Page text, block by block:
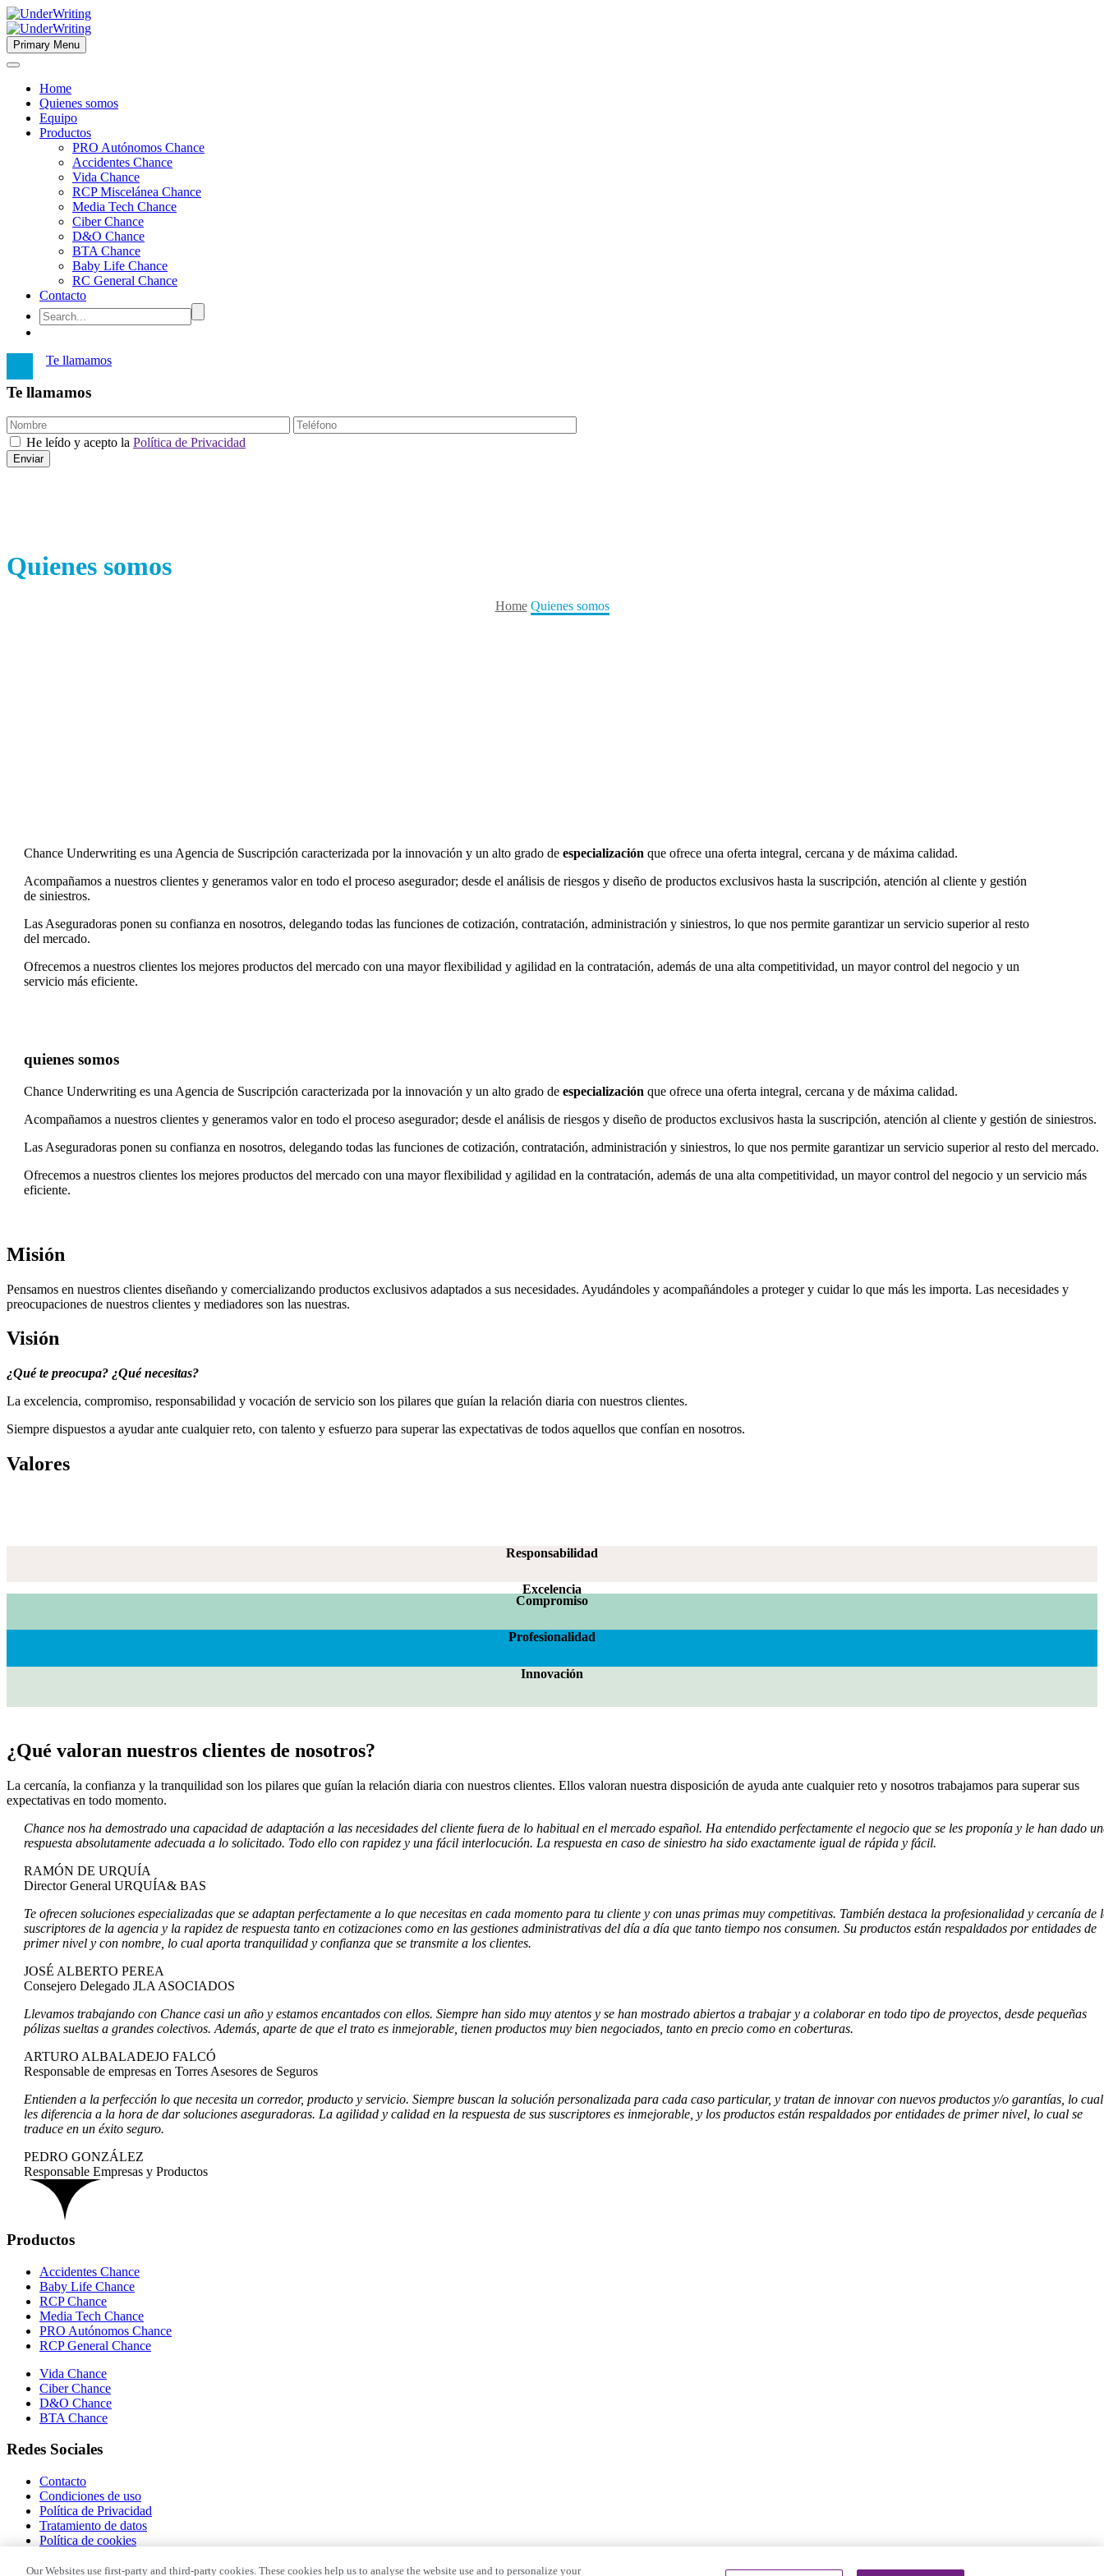
Primary Menu
Home
Quienes somos
Equipo
Productos
PRO Autónomos Chance
Accidentes Chance
Vida Chance
RCP Miscelánea Chance
Media Tech Chance
Ciber Chance
D&O Chance
BTA Chance
Baby Life Chance
RC General Chance
Contacto
Te llamamos
Te llamamos
He leído y acepto la Política de Privacidad
Quienes somos
Home Quienes somos
Chance Underwriting es una Agencia de Suscripción caracterizada por la innovación y un alto grado de especialización que ofrece una oferta integral, cercana y de máxima calidad.
Acompañamos a nuestros clientes y generamos valor en todo el proceso asegurador; desde el análisis de riesgos y diseño de productos exclusivos hasta la suscripción, atención al cliente y gestión
de siniestros.
Las Aseguradoras ponen su confianza en nosotros, delegando todas las funciones de cotización, contratación, administración y siniestros, lo que nos permite garantizar un servicio superior al resto
del mercado.
Ofrecemos a nuestros clientes los mejores productos del mercado con una mayor flexibilidad y agilidad en la contratación, además de una alta competitividad, un mayor control del negocio y un
servicio más eficiente.
quienes somos
Chance Underwriting es una Agencia de Suscripción caracterizada por la innovación y un alto grado de especialización que ofrece una oferta integral, cercana y de máxima calidad.
Acompañamos a nuestros clientes y generamos valor en todo el proceso asegurador; desde el análisis de riesgos y diseño de productos exclusivos hasta la suscripción, atención al cliente y gestión de siniestros.
Las Aseguradoras ponen su confianza en nosotros, delegando todas las funciones de cotización, contratación, administración y siniestros, lo que nos permite garantizar un servicio superior al resto del mercado.
Ofrecemos a nuestros clientes los mejores productos del mercado con una mayor flexibilidad y agilidad en la contratación, además de una alta competitividad, un mayor control del negocio y un servicio más
eficiente.
Misión
Pensamos en nuestros clientes diseñando y comercializando productos exclusivos adaptados a sus necesidades. Ayudándoles y acompañándoles a proteger y cuidar lo que más les importa. Las necesidades y
preocupaciones de nuestros clientes y mediadores son las nuestras.
Visión
¿Qué te preocupa? ¿Qué necesitas?
La excelencia, compromiso, responsabilidad y vocación de servicio son los pilares que guían la relación diaria con nuestros clientes.
Siempre dispuestos a ayudar ante cualquier reto, con talento y esfuerzo para superar las expectativas de todos aquellos que confían en nosotros.
Valores
Responsabilidad
Excelencia
Compromiso
Profesionalidad
Innovación
¿Qué valoran nuestros clientes de nosotros?
La cercanía, la confianza y la tranquilidad son los pilares que guían la relación diaria con nuestros clientes. Ellos valoran nuestra disposición de ayuda ante cualquier reto y nosotros trabajamos para superar sus
expectativas en todo momento.
Chance nos ha demostrado una capacidad de adaptación a las necesidades del cliente fuera de lo habitual en el mercado español. Ha entendido perfectamente el negocio que se les proponía y le han dado
respuesta absolutamente adecuada a lo solicitado. Todo ello con rapidez y una fácil interlocución. La respuesta en caso de siniestro ha sido exactamente igual de rápida y fácil.
RAMÓN DE URQUÍA
Director General URQUÍA& BAS
Te ofrecen soluciones especializadas que se adaptan perfectamente a lo que necesitas en cada momento para tu cliente y con unas primas muy competitivas. También destaca la profesionalidad y cercanía de
suscriptores de la agencia y la rapidez de respuesta tanto en cotizaciones como en las gestiones administrativas del día a día que tanto tiempo nos consumen. Su productos están respaldados por entidades de
primer nivel y con nombre, lo cual aporta tranquilidad y confianza que se transmite a los clientes.
JOSÉ ALBERTO PEREA
Consejero Delegado JLA ASOCIADOS
Llevamos trabajando con Chance casi un año y estamos encantados con ellos. Siempre han sido muy atentos y se han mostrado abiertos a trabajar y a colaborar en todo tipo de proyectos, desde pequeñas
pólizas sueltas a grandes colectivos. Además, aparte de que el trato es inmejorable, tienen productos muy bien negociados, tanto en precio como en coberturas.
ARTURO ALBALADEJO FALCÓ
Responsable de empresas en Torres Asesores de Seguros
Entienden a la perfección lo que necesita un corredor, producto y servicio. Siempre buscan la solución personalizada para cada caso particular, y tratan de innovar con nuevos productos y/o garantías, lo cual
les diferencia a la hora de dar soluciones aseguradoras. La agilidad y calidad en la respuesta de sus suscriptores es inmejorable, y los productos están respaldados por entidades de primer nivel, lo cual se
traduce en un éxito seguro.
PEDRO GONZÁLEZ
Responsable Empresas y Productos
Productos
Accidentes Chance
Baby Life Chance
RCP Chance
Media Tech Chance
PRO Autónomos Chance
RCP General Chance
Vida Chance
Ciber Chance
D&O Chance
BTA Chance
Redes Sociales
Contacto
Condiciones de uso
Política de Privacidad
Tratamiento de datos
Política de cookies
Our Websites use first-party and third-party cookies. These cookies help us to analyse the website use and to personalize your